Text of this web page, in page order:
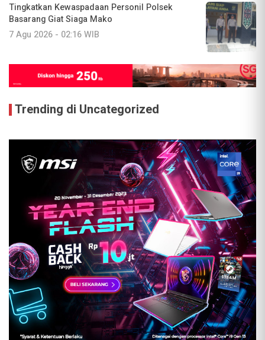
Tingkatkan Kewaspadaan Personil Polsek
Basarang Giat Siaga Mako
7 Agu 2026 - 02:16 WIB
Trending di Uncategorized